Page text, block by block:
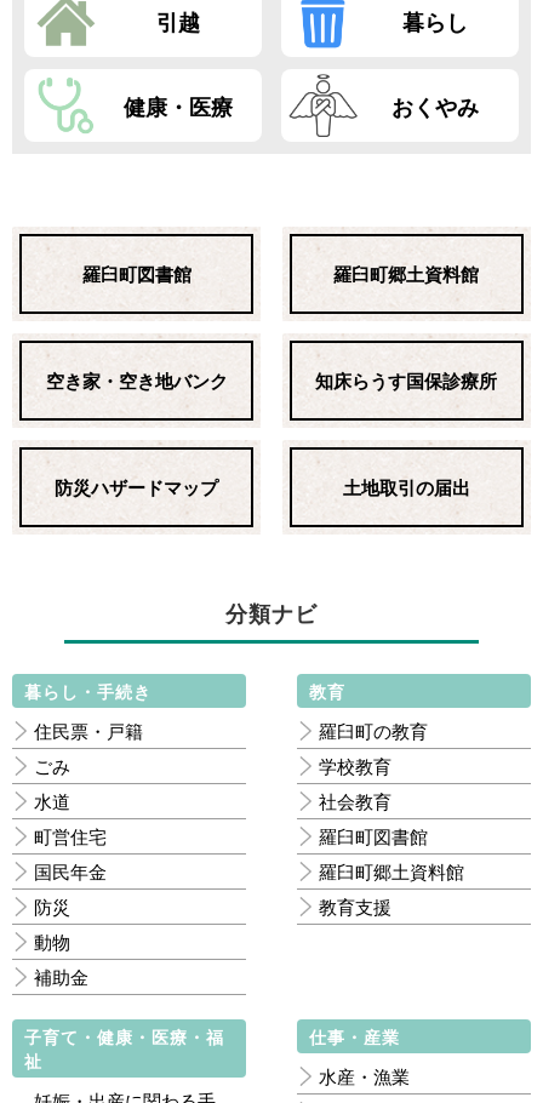
引越 暮らし
健康・医療 おくやみ
羅臼町図書館 羅臼町郷土資料館
空き家・空き地バンク 知床らうす国保診療所
防災ハザードマップ 土地取引の届出
分類ナビ
暮らし・手続き
住民票・戸籍
ごみ
水道
町営住宅
国民年金
防災
動物
補助金
教育
羅臼町の教育
学校教育
社会教育
羅臼町図書館
羅臼町郷土資料館
教育支援
子育て・健康・医療・福
祉
仕事・産業
水産・漁業